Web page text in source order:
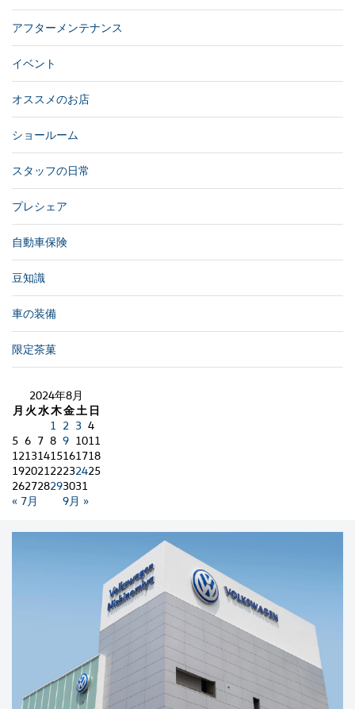
アフターメンテナンス
イベント
オススメのお店
ショールーム
スタッフの日常
プレシェア
自動車保険
豆知識
車の装備
限定茶菓
2024年8月
月 火水木金土 日
« 7月 9月 »
1 2 3 4
5 6 7 8 9 1011
12131415161718
19202122232425
262728293031